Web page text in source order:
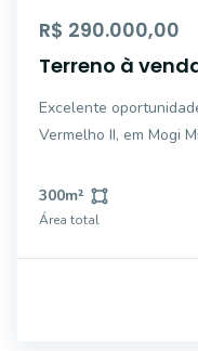
R$ 290.000,00
Terreno à
Excelente
Vermelho II, em Mogi
projeto. Localizado na
bela vista da cidade.
300m²
Área total